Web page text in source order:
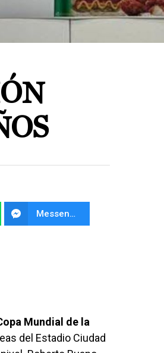
Messenger
Mundial de la
del Estadio Ciudad